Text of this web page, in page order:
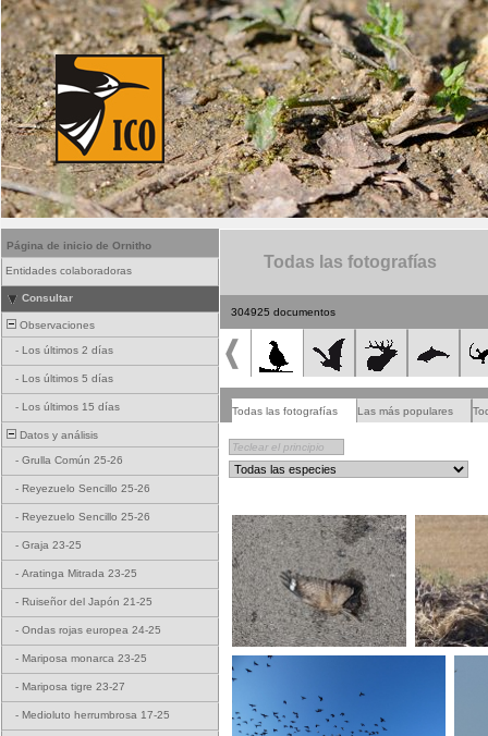
Página de inicio de Ornitho
Entidades colaboradoras
Consultar
Observaciones
- Los últimos 2 días
- Los últimos 5 días
- Los últimos 15 días
Datos y análisis
- Grulla Común 25-26
- Reyezuelo Sencillo 25-26
- Reyezuelo Sencillo 25-26
- Graja 23-25
- Aratinga Mitrada 23-25
- Ruiseñor del Japón 21-25
- Ondas rojas europea 24-25
- Mariposa monarca 23-25
- Mariposa tigre 23-27
- Medioluto herrumbrosa 17-25
Todas las fotografías
304925 documentos
Todas las fotografías Las más populares